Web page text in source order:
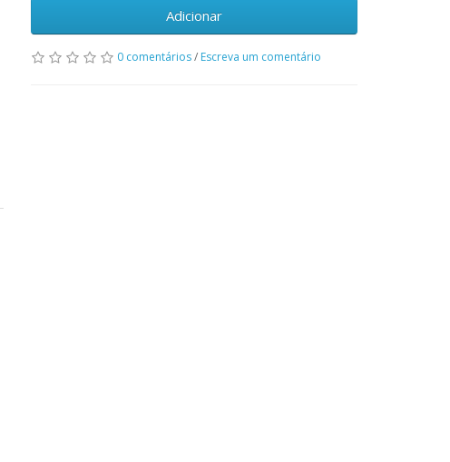
Adicionar
0 comentários/ Escreva um comentário